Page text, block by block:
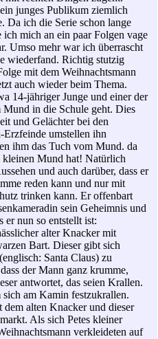
junges Publikum ziemlich
Da ich die Serie schon lange
ich mich an ein paar Folgen vage
Umso mehr war ich überrascht
wiederfand. Richtig stutzig
mit dem Weihnachtsmann
auch wieder beim Thema.
14-jähriger Junge und einer der
in die Schule geht. Dies
und Gelächter bei den
umstellen ihn
ihm das Tuch vom Mund. da
kleinen Mund hat! Natürlich
und auch darüber, dass er
reden kann und nur mit
trinken kann. Er offenbart
sein Geheimnis und
er nun so entstellt ist:
alter Knacker mit
Bart. Dieser gibt sich
Santa Claus) zu
der Mann ganz krumme,
antwortet, das seien Krallen.
sich am Kamin festzukrallen.
dem alten Knacker und dieser
Als sich Petes kleiner
verkleideten auf